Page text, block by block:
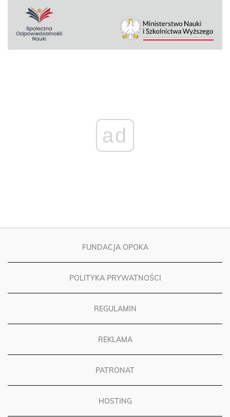
ad
FUNDACJA OPOKA
POLITYKA PRYWATNOŚCI
REGULAMIN
REKLAMA
PATRONAT
HOSTING